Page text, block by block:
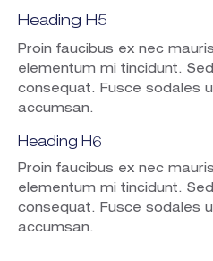
Heading H5
Proin faucibus ex nec
elementum mi tincidunt.
consequat. Fusce sodales
accumsan.
Heading H6
Proin faucibus ex nec
elementum mi tincidunt.
consequat. Fusce sodales
accumsan.